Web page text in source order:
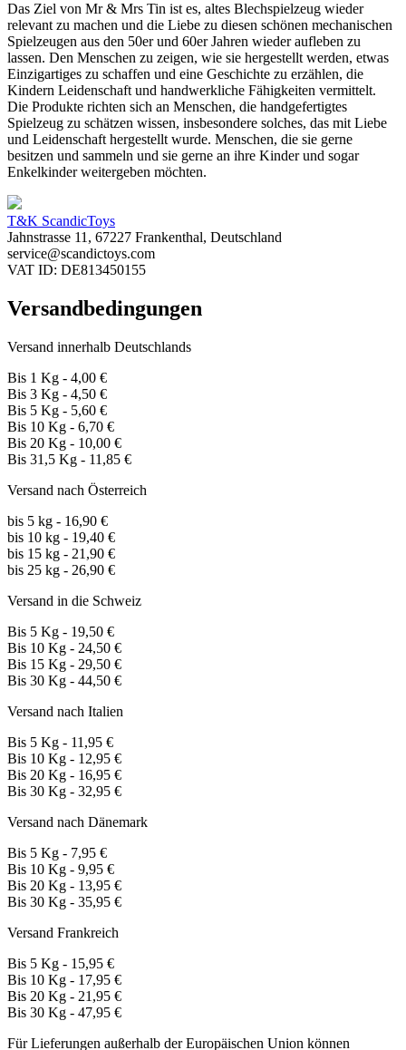
Das Ziel von Mr & Mrs Tin ist es, altes Blechspielzeug wieder
relevant zu machen und die Liebe zu diesen schönen mechanischen
Spielzeugen aus den 50er und 60er Jahren wieder aufleben zu
lassen. Den Menschen zu zeigen, wie sie hergestellt werden, etwas
Einzigartiges zu schaffen und eine Geschichte zu erzählen, die
Kindern Leidenschaft und handwerkliche Fähigkeiten vermittelt.
Die Produkte richten sich an Menschen, die handgefertigtes
Spielzeug zu schätzen wissen, insbesondere solches, das mit Liebe
und Leidenschaft hergestellt wurde. Menschen, die sie gerne
besitzen und sammeln und sie gerne an ihre Kinder und sogar
Enkelkinder weitergeben möchten.
T&K ScandicToys
Jahnstrasse 11, 67227 Frankenthal, Deutschland
service@scandictoys.com
VAT ID: DE813450155
Versandbedingungen
Versand innerhalb Deutschlands
Bis 1 Kg - 4,00 €
Bis 3 Kg - 4,50 €
Bis 5 Kg - 5,60 €
Bis 10 Kg - 6,70 €
Bis 20 Kg - 10,00 €
Bis 31,5 Kg - 11,85 €
Versand nach Österreich
bis 5 kg - 16,90 €
bis 10 kg - 19,40 €
bis 15 kg - 21,90 €
bis 25 kg - 26,90 €
Versand in die Schweiz
Bis 5 Kg - 19,50 €
Bis 10 Kg - 24,50 €
Bis 15 Kg - 29,50 €
Bis 30 Kg - 44,50 €
Versand nach Italien
Bis 5 Kg - 11,95 €
Bis 10 Kg - 12,95 €
Bis 20 Kg - 16,95 €
Bis 30 Kg - 32,95 €
Versand nach Dänemark
Bis 5 Kg - 7,95 €
Bis 10 Kg - 9,95 €
Bis 20 Kg - 13,95 €
Bis 30 Kg - 35,95 €
Versand Frankreich
Bis 5 Kg - 15,95 €
Bis 10 Kg - 17,95 €
Bis 20 Kg - 21,95 €
Bis 30 Kg - 47,95 €
Für Lieferungen außerhalb der Europäischen Union können